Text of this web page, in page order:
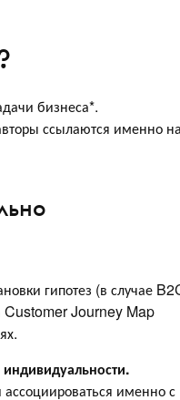
бизнеса*.
ссылаются именно на
гипотез (в случае
Customer Journey Map
именно с